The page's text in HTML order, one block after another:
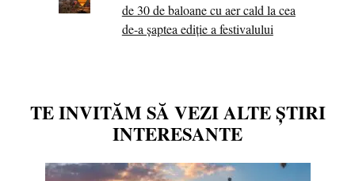
de 30 de baloane cu aer cald la cea
de-a șaptea ediție a festivalului
TE INVITĂM SĂ VEZI ALTE ȘTIRI
INTERESANTE